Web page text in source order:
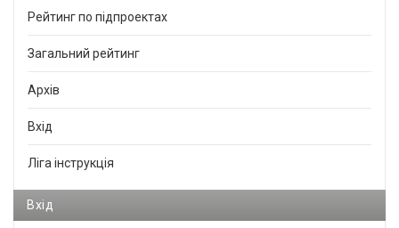
Рейтинг по підпроектах
Загальний рейтинг
Архів
Вхід
Ліга інструкція
Вхід